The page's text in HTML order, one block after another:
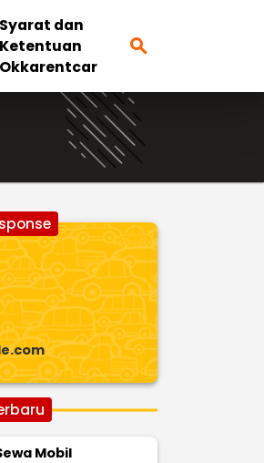
Syarat dan
Ketentuan
Okkarentcar
search
Mobil